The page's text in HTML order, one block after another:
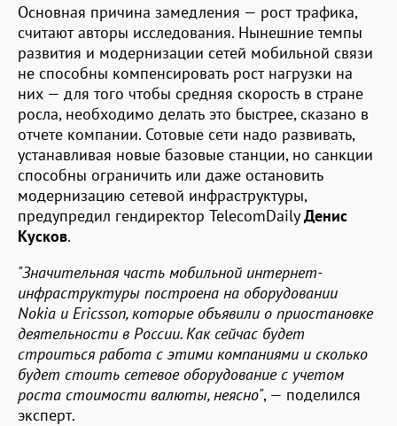
Основная причина замедления — рост трафика,
считают авторы исследования. Нынешние темпы
развития и модернизации сетей мобильной связи
не способны компенсировать рост нагрузки на
них — для того чтобы средняя скорость в стране
росла, необходимо делать это быстрее, сказано в
отчете компании. Сотовые сети надо развивать,
устанавливая новые базовые станции, но санкции
способны ограничить или даже остановить
модернизацию сетевой инфраструктуры,
предупредил гендиректор TelecomDailyДенис
Кусков.
"Значительная часть мобильной интернет-
инфраструктуры построена на оборудовании
Nokia и Ericsson, которые объявили о приостановке
деятельности в России. Как сейчас будет
строиться работа с этими компаниями и сколько
будет стоить сетевое оборудование с учетом
роста стоимости валюты, неясно", — поделился
эксперт.